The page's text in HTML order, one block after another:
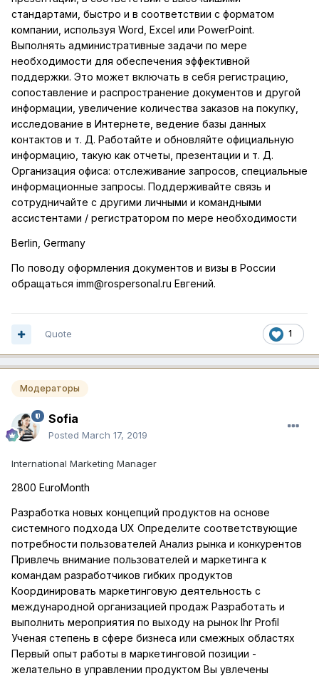
стандартами, быстро и в соответствии с форматом
компании, используя Word, Excel или PowerPoint.
Выполнять административные задачи по мере
необходимости для обеспечения эффективной
поддержки. Это может включать в себя регистрацию,
сопоставление и распространение документов и другой
информации, увеличение количества заказов на покупку,
исследование в Интернете, ведение базы данных
контактов и т. Д. Работайте и обновляйте официальную
информацию, такую как отчеты, презентации и т. Д.
Организация офиса: отслеживание запросов, специальные
информационные запросы. Поддерживайте связь и
сотрудничайте с другими личными и командными
ассистентами / регистратором по мере необходимости
Berlin, Germany
По поводу оформления документов и визы в России
обращаться imm@rospersonal.ru Евгений.
1
Quote
Модераторы
Sofia
Posted March 17, 2019
International Marketing Manager
2800 EuroMonth
Разработка новых концепций продуктов на основе
системного подхода UX Определите соответствующие
потребности пользователей Анализ рынка и конкурентов
Привлечь внимание пользователей и маркетинга к
командам разработчиков гибких продуктов
Координировать маркетинговую деятельность с
международной организацией продаж Разработать и
выполнить мероприятия по выходу на рынок Ihr Profil
Ученая степень в сфере бизнеса или смежных областях
Первый опыт работы в маркетинговой позиции -
желательно в управлении продуктом Вы увлечены